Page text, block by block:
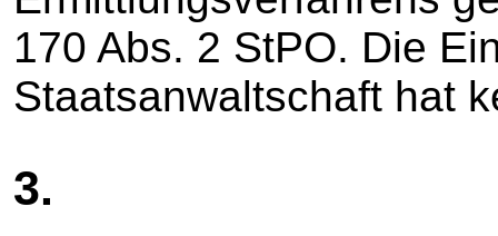
170 Abs. 2 StPO. Die
Staatsanwaltschaft hat
3.